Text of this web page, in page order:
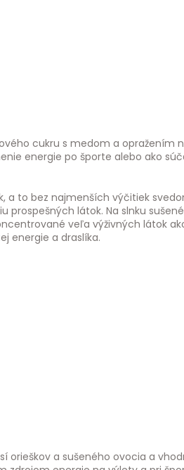
cukru s medom a opražením
energie po športe alebo ako
a to bez najmenších výčitiek
látok. Na slnku
veľa výživných látok
energie a draslíka.
orieškov a sušeného ovocia a